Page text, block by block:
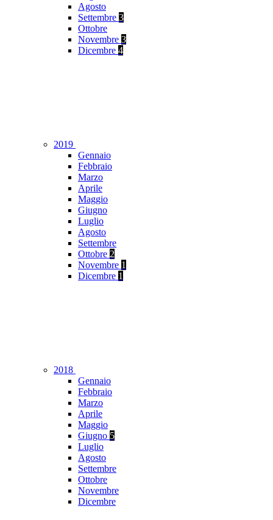
Agosto
Settembre 3
Ottobre
Novembre 3
Dicembre 4
2019
Gennaio
Febbraio
Marzo
Aprile
Maggio
Giugno
Luglio
Agosto
Settembre
Ottobre 2
Novembre 1
Dicembre 1
2018
Gennaio
Febbraio
Marzo
Aprile
Maggio
Giugno 5
Luglio
Agosto
Settembre
Ottobre
Novembre
Dicembre